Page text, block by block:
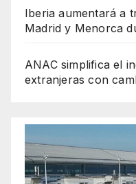
Iberia aumentará a
Madrid y Menorca
ANAC simplifica el
extranjeras con